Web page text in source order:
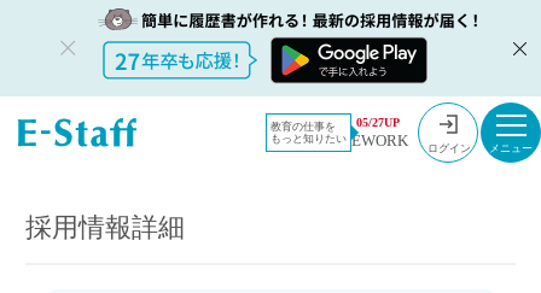
教育の仕事を
もっと知りたい
05/27UP
EWORK ログイン
教員採用情
報のイー・
採用情報
日本史 高校の非常勤講師 2026年4月採用
採用情報詳細